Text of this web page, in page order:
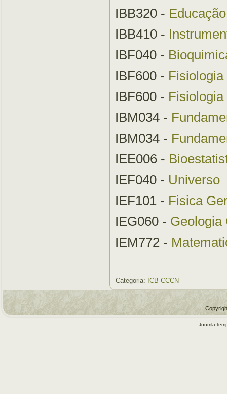
IBB320 -
IBB410 -
IBF040 -
IBF600 -
IBF600 - Fisiologia
IBM034 -
IBM034 -
IEE006 -
IEF040 - Universo
IEF101 - Fisica
IEG060 - Geologia
IEM772 -
Categoria: ICB-CCCN
Joomla